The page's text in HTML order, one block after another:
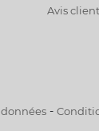
Avis
-